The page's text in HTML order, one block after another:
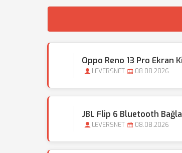
Oppo Reno 13 Pro Ekran
LEVERSNET 08.08.2026
JBL Flip 6 Bluetooth
LEVERSNET 08.08.2026